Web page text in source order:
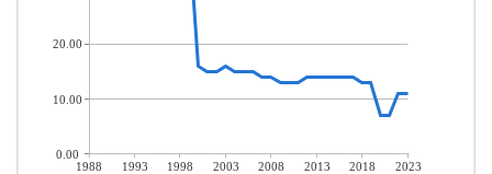
1988 1993 1998 2003 2008 2013 2018
2023
20.00
10.00
0.00